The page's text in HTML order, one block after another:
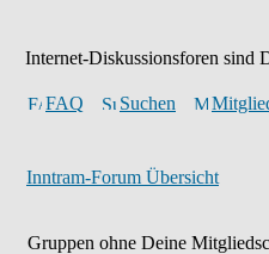
Internet-Diskussionsforen sind
FAQ Suchen
Inntram-Forum Übersicht
Gruppen ohne Deine